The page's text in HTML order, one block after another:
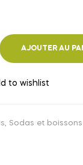
AJOUTER AU
to wishlist
, Sodas et